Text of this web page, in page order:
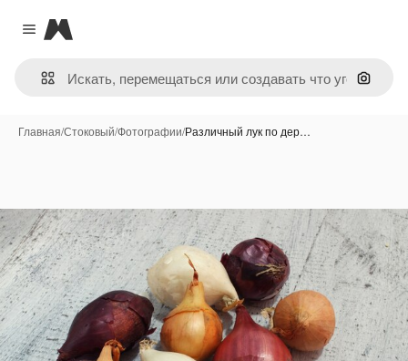
Close menu
Magnific
Поиск
Главная/Стоковый/Фотографии/Различный лук по дер…